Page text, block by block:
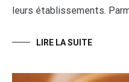
leurs établissements.
LIRE LA SUITE